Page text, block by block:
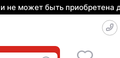
не может быть